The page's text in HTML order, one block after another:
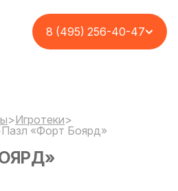
8 (495) 256-40-47
>Игротеки>
Пазл «Форт Боярд»